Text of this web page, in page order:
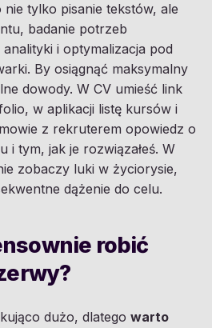
tylko pisanie tekstów, ale
badanie potrzeb
i optymalizacja pod
By osiągnąć maksymalny
dowody. W CV umieść link
w aplikacji listę kursów i
z rekruterem opowiedz o
i tym, jak je rozwiązałeś. W
zobaczy luki w życiorysie,
dążenie do celu.
robić
dużo, dlatego warto